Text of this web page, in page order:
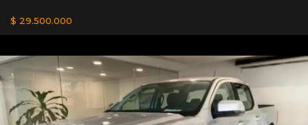
$ 29.500.000